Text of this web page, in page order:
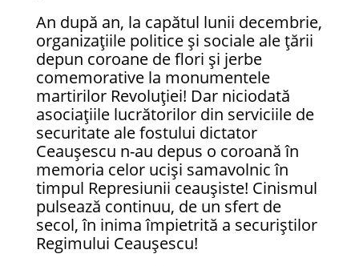
An după an, la capătul lunii decembrie,
organizațiile politice și sociale ale țării
depun coroane de flori și jerbe
comemorative la monumentele
martirilor Revoluției! Dar niciodată
asociațiile lucrătorilor din serviciile de
securitate ale fostului dictator
Ceaușescu n-au depus o coroană în
memoria celor uciși samavolnic în
timpul Represiunii ceaușiste! Cinismul
pulsează continuu, de un sfert de
secol, în inima împietrită a securiștilor
Regimului Ceaușescu!